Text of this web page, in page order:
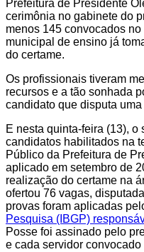
Prefeitura de Presidente
cerimônia no gabinete do
menos 145 convocados
municipal de ensino já
do certame.
Os profissionais tiveram
recursos e a tão sonhada
candidato que disputa
E nesta quinta-feira (13),
candidatos habilitados na
Público da Prefeitura de
aplicado em setembro de
realização do certame na
ofertou 76 vagas,
provas foram aplicadas
Pesquisa (IBGP)
Posse foi assinado pelo
e cada servidor convocado